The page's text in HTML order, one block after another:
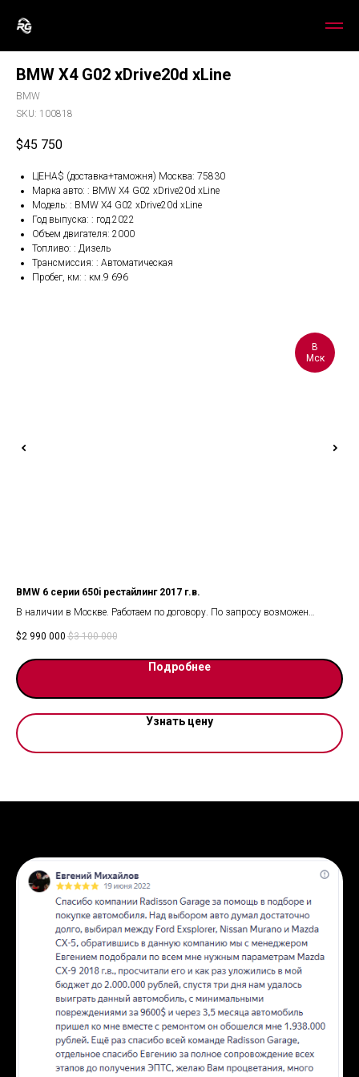
BMW X4 G02 xDrive20d xLine
BMW
SKU: 100818
$45 750
ЦЕНА$ (доставка+таможня) Москва: 75830
Марка авто: : BMW X4 G02 xDrive20d xLine
Модель: : BMW X4 G02 xDrive20d xLine
Год выпуска: : год.2022
Объем двигателя: 2000
Топливо: : Дизель
Трансмиссия: : Автоматическая
Пробег, км: : км.9 696
В
Мск
BMW 6 серии 650i рестайлинг 2017 г.в.
В наличии в Москве. Работаем по договору. По запросу возможен
Комплектацию смотрите на фото.
$2 990 000 $3 100 000
Подробнее
Узнать цену